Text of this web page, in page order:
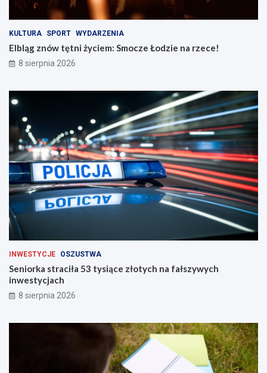
i
n
d
r
a
c
e
!
KULTURA SPORT WYDARZENIA
Elbląg znów tętni życiem: Smocze Łodzie na rzece!
8 sierpnia 2026
INWESTYCJE OSZUSTWA
Seniorka straciła 53 tysiące złotych na fałszywych
inwestycjach
8 sierpnia 2026